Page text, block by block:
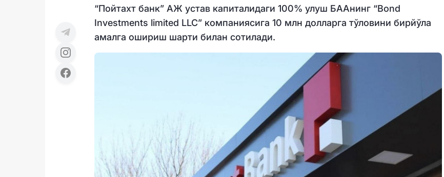
“Пойтахт банк” АЖ устав капиталидаги 100% улуш БААнинг “Bond
Investments limited LLC” компаниясига 10 млн долларга тўловини бирйўла
амалга ошириш шарти билан сотилади.